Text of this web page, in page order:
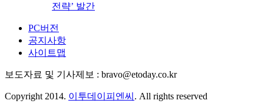
전략’ 발간
PC버전
공지사항
사이트맵
보도자료 및 기사제보 : bravo@etoday.co.kr
Copyright 2014. 이투데이피엔씨 . All rights reserved